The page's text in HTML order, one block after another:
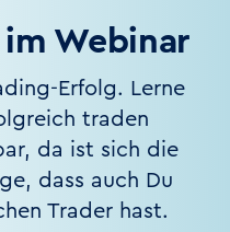
Webinar
Erfolg. Lerne
traden
da ist sich die
dass auch Du
Trader hast.